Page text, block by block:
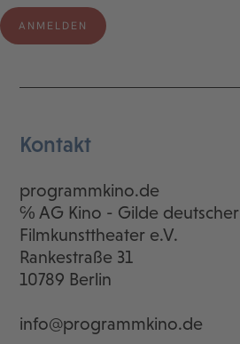
Kontakt
programmkino.de
℅ AG Kino - Gilde deutscher
Filmkunsttheater e.V.
Rankestraße 31
10789 Berlin
info@programmkino.de